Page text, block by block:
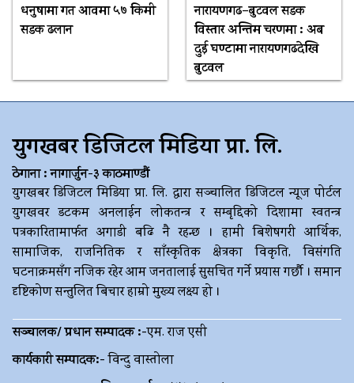
धनुषामा गत आवमा ५७ किमी
सडक ढलान
नारायणगढ–बुटवल सडक
विस्तार अन्तिम चरणमा : अब
दुई घण्टामा नारायणगढदेखि
बुटवल
युगखबर डिजिटल मिडिया प्रा. लि.
ठेगाना : नागार्जुन-३ काठमाण्डौं
युगखबर डिजिटल मिडिया प्रा. लि. द्धारा सञ्चालित डिजिटल न्यूज पोर्टल
युगखवर डटकम अनलाईन लोकतन्त्र र सम्बृद्दिको दिशामा स्वतन्त्र
पत्रकारितामार्फत अगाडी बढि नै रहन्छ । हामी बिशेषगरी आर्थिक,
सामाजिक, राजनितिक र साँस्कृतिक क्षेत्रका विकृति, विसंगति
घटनाक्रमसँग नजिक रहेर आम जनतालाई सुसचित गर्ने प्रयास गर्छौ । समान
दृष्टिकोण सन्तुलित बिचार हाम्रो मुख्य लक्ष्य हो ।
सञ्चालक/ प्रधान सम्पादक :-एम. राज एसी
कार्यकारी सम्पादक:-विन्दु वास्तोला